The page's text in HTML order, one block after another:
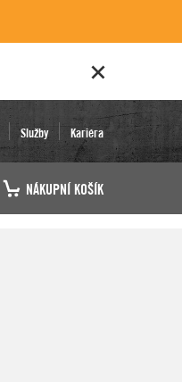
Služby Kariéra
NÁKUPNÍ KOŠÍK